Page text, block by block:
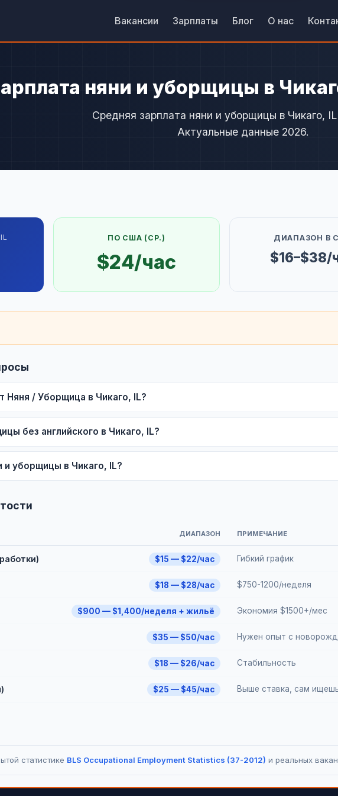
Вакансии Зарплаты Блог О нас
няни и уборщицы в
Средняя зарплата няни и уборщицы в Чикаго,
Актуальные данные 2026.
ПО США (СР.)
$24/час
ДИАПАЗОН В
$16–$38/
Няня / Уборщица в Чикаго, IL?
без английского в Чикаго, IL?
и уборщицы в Чикаго, IL?
ДИАПАЗОН ПРИМЕЧАНИЕ
$15 — $22/час Гибкий график
$18 — $28/час $750-1200/неделя
$900 — $1,400/неделя + жильё Экономия $1500+/мес
$35 — $50/час Нужен опыт с
$18 — $26/час Стабильность
$25 — $45/час Выше ставка, сам
статистике BLS Occupational Employment Statistics (37-2012) и реальных